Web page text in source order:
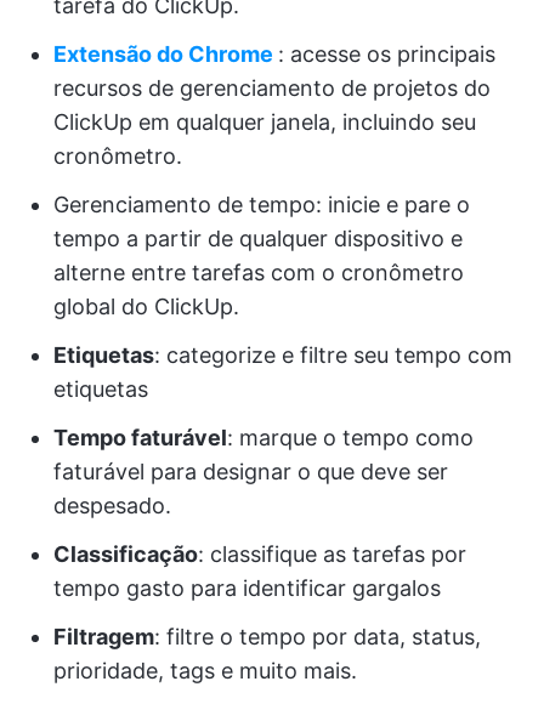
tarefa do ClickUp.
Extensão do Chrome : acesse os principais
recursos de gerenciamento de projetos do
ClickUp em qualquer janela, incluindo seu
cronômetro.
Gerenciamento de tempo: inicie e pare o
tempo a partir de qualquer dispositivo e
alterne entre tarefas com o cronômetro
global do ClickUp.
Etiquetas: categorize e filtre seu tempo com
etiquetas
Tempo faturável: marque o tempo como
faturável para designar o que deve ser
despesado.
Classificação: classifique as tarefas por
tempo gasto para identificar gargalos
Filtragem: filtre o tempo por data, status,
prioridade, tags e muito mais.